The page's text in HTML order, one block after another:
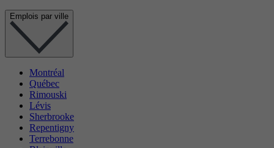
Emplois par ville
Montréal
Québec
Rimouski
Lévis
Sherbrooke
Repentigny
Terrebonne